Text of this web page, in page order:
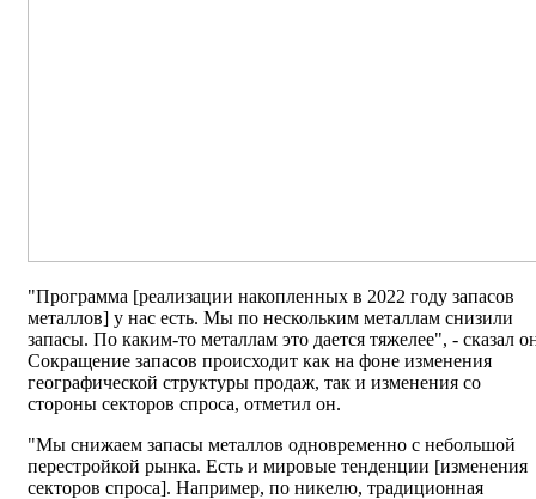
"Программа [реализации накопленных в 2022 году запасов
металлов] у нас есть. Мы по нескольким металлам снизили
запасы. По каким-то металлам это дается тяжелее", - сказал
Сокращение запасов происходит как на фоне изменения
географической структуры продаж, так и изменения со
стороны секторов спроса, отметил он.
"Мы снижаем запасы металлов одновременно с небольшой
перестройкой рынка. Есть и мировые тенденции [изменения
секторов спроса]. Например, по никелю, традиционная